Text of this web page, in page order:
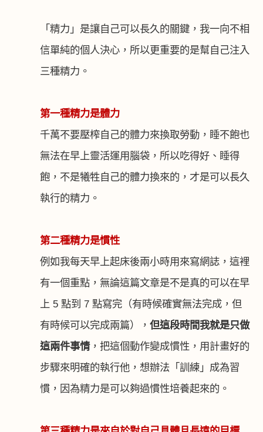
「精力」是讓自己可以長久的關鍵，我一向不相
信單純的個人決心，所以更重要的是幫自己注入
三種精力。
第一種精力是體力
千萬不要壓榨自己的體力來換取勞動，睡不飽也
無法在早上靈活運用腦袋，所以吃得好、睡得
飽，不是犧牲自己的體力換來的，才是可以長久
執行的精力。
第二種精力是慣性
例如我每天早上起床後兩小時用來寫網誌，這裡
有一個重點，無論這篇文章是不是真的可以在早
上 5 點到 7 點寫完（有時候確實無法完成，但
有時候可以完成兩篇）， 但這段時間我就是只做
這兩件事情，把這個動作變成慣性，用計畫好的
步驟來明確的執行他，想辦法「訓練」成為習
慣，因為精力是可以夠過慣性培養起來的。